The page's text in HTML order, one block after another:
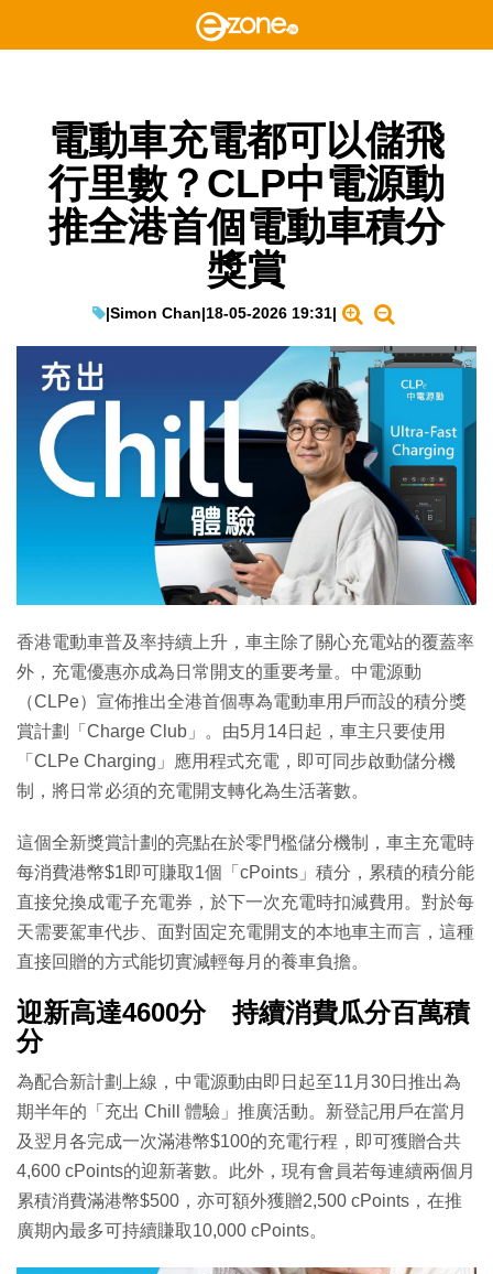
電動車充電都可以儲飛
行里數？CLP中電源動
推全港首個電動車積分
獎賞
|Simon Chan|18-05-2026 19:31|
香港電動車普及率持續上升，車主除了關心充電站的覆蓋率
外，充電優惠亦成為日常開支的重要考量。中電源動
（CLPe）宣佈推出全港首個專為電動車用戶而設的積分獎
賞計劃「Charge Club」。由5月14日起，車主只要使用
「CLPe Charging」應用程式充電，即可同步啟動儲分機
制，將日常必須的充電開支轉化為生活著數。
這個全新獎賞計劃的亮點在於零門檻儲分機制，車主充電時
每消費港幣$1即可賺取1個「cPoints」積分，累積的積分能
直接兌換成電子充電券，於下一次充電時扣減費用。對於每
天需要駕車代步、面對固定充電開支的本地車主而言，這種
直接回贈的方式能切實減輕每月的養車負擔。
迎新高達4600分 持續消費瓜分百萬積
分
為配合新計劃上線，中電源動由即日起至11月30日推出為
期半年的「充出 Chill 體驗」推廣活動。新登記用戶在當月
及翌月各完成一次滿港幣$100的充電行程，即可獲贈合共
4,600 cPoints的迎新著數。此外，現有會員若每連續兩個月
累積消費滿港幣$500，亦可額外獲贈2,500 cPoints，在推
廣期內最多可持續賺取10,000 cPoints。